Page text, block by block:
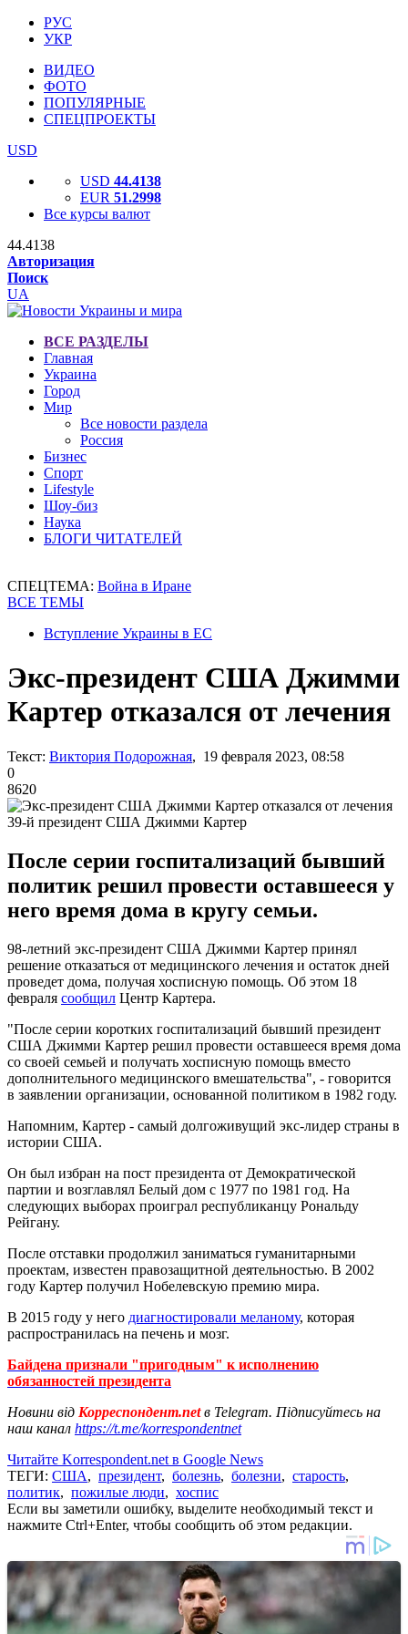
РУС
УКР
ВИДЕО
ФОТО
ПОПУЛЯРНЫЕ
СПЕЦПРОЕКТЫ
USD
USD 44.4138
EUR 51.2998
Все курсы валют
44.4138
Авторизация
Поиск
UA
ВСЕ РАЗДЕЛЫ
Главная
Украина
Город
Мир
Все новости раздела
Россия
Бизнес
Спорт
Lifestyle
Шоу-биз
Наука
БЛОГИ ЧИТАТЕЛЕЙ
СПЕЦТЕМА: Война в Иране
ВСЕ ТЕМЫ
Вступление Украины в ЕС
Экс-президент США Джимми
Картер отказался от лечения
Текст: Виктория Подорожная, 19 февраля 2023, 08:58
0
8620
39-й президент США Джимми Картер
После серии госпитализаций бывший
политик решил провести оставшееся у
него время дома в кругу семьи.
98-летний экс-президент США Джимми Картер принял
решение отказаться от медицинского лечения и остаток дней
проведет дома, получая хосписную помощь. Об этом 18
февраля сообщил Центр Картера.
"После серии коротких госпитализаций бывший президент
США Джимми Картер решил провести оставшееся время дома
со своей семьей и получать хосписную помощь вместо
дополнительного медицинского вмешательства", - говорится
в заявлении организации, основанной политиком в 1982 году.
Напомним, Картер - самый долгоживущий экс-лидер страны в
истории США.
Он был избран на пост президента от Демократической
партии и возглавлял Белый дом с 1977 по 1981 год. На
следующих выборах проиграл республиканцу Рональду
Рейгану.
После отставки продолжил заниматься гуманитарными
проектам, известен правозащитной деятельностью. В 2002
году Картер получил Нобелевскую премию мира.
В 2015 году у него диагностировали меланому, которая
распространилась на печень и мозг.
Байдена признали "пригодным" к исполнению
обязанностей президента
Новини від Корреспондент.netв Telegram. Підписуйтесь на
наш канал https://t.me/korrespondentnet
Читайте Korrespondent.net в Google News
ТЕГИ: США, президент, болезнь, болезни, старость,
политик, пожилые люди, хоспис
Если вы заметили ошибку, выделите необходимый текст и
нажмите Ctrl+Enter, чтобы сообщить об этом редакции.